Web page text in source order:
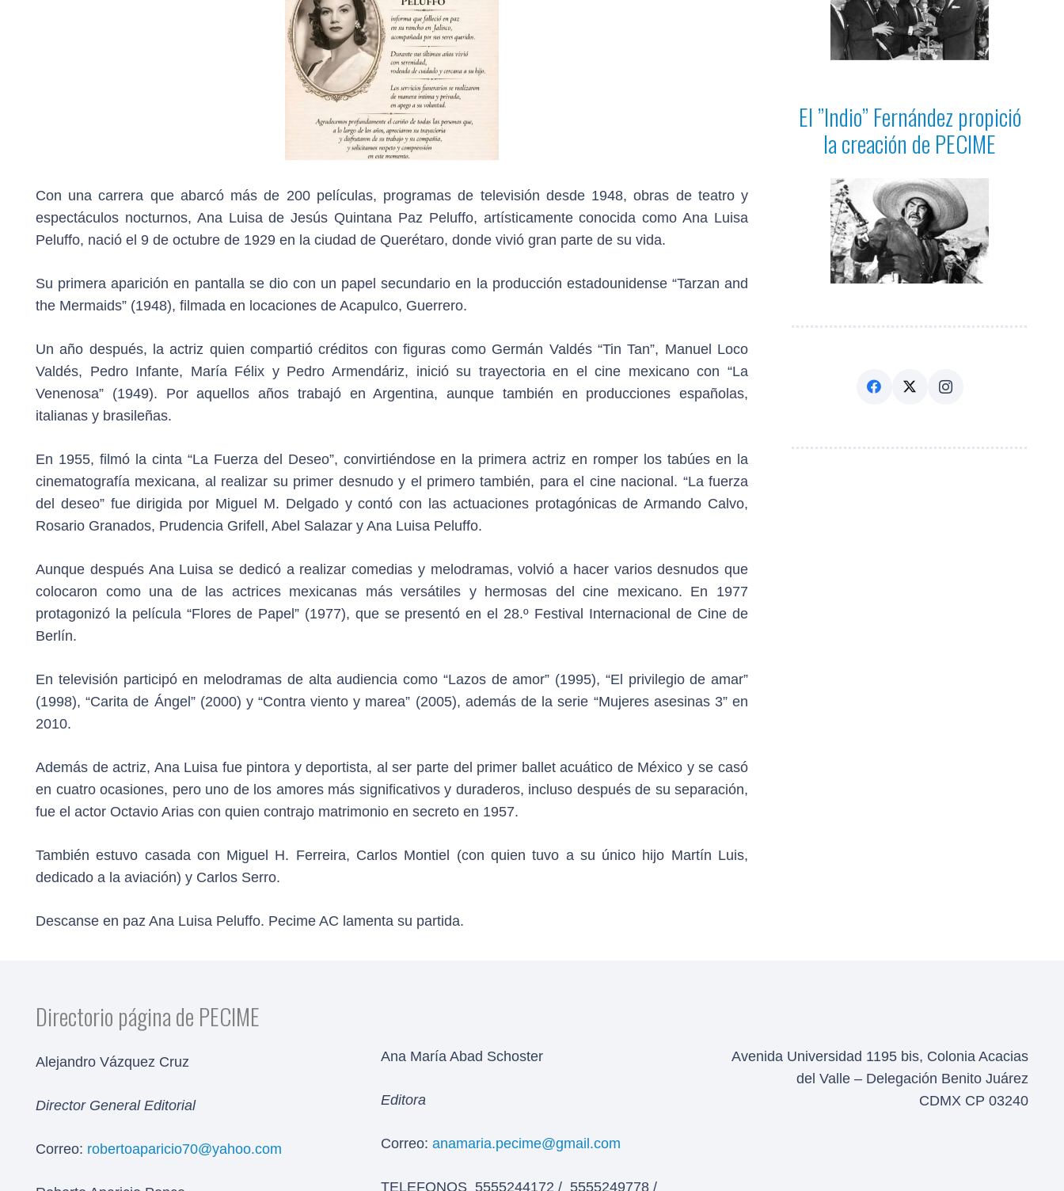
Con una carrera que abarcó más de 200 películas, programas de televisión desde 1948, obras de teatro y
espectáculos nocturnos, Ana Luisa de Jesús Quintana Paz Peluffo, artísticamente conocida como Ana Luisa
Peluffo, nació el 9 de octubre de 1929 en la ciudad de Querétaro, donde vivió gran parte de su vida.
Su primera aparición en pantalla se dio con un papel secundario en la producción estadounidense “Tarzan and
the Mermaids” (1948), filmada en locaciones de Acapulco, Guerrero.
Un año después, la actriz quien compartió créditos con figuras como Germán Valdés “Tin Tan”, Manuel Loco
Valdés, Pedro Infante, María Félix y Pedro Armendáriz, inició su trayectoria en el cine mexicano con “La
Venenosa” (1949). Por aquellos años trabajó en Argentina, aunque también en producciones españolas,
italianas y brasileñas.
En 1955, filmó la cinta “La Fuerza del Deseo”, convirtiéndose en la primera actriz en romper los tabúes en la
cinematografía mexicana, al realizar su primer desnudo y el primero también, para el cine nacional. “La fuerza
del deseo” fue dirigida por Miguel M. Delgado y contó con las actuaciones protagónicas de Armando Calvo,
Rosario Granados, Prudencia Grifell, Abel Salazar y Ana Luisa Peluffo.
Aunque después Ana Luisa se dedicó a realizar comedias y melodramas, volvió a hacer varios desnudos que
colocaron como una de las actrices mexicanas más versátiles y hermosas del cine mexicano. En 1977
protagonizó la película “Flores de Papel” (1977), que se presentó en el 28.º Festival Internacional de Cine de
Berlín.
En televisión participó en melodramas de alta audiencia como “Lazos de amor” (1995), “El privilegio de amar”
(1998), “Carita de Ángel” (2000) y “Contra viento y marea” (2005), además de la serie “Mujeres asesinas 3” en
2010.
Además de actriz, Ana Luisa fue pintora y deportista, al ser parte del primer ballet acuático de México y se casó
en cuatro ocasiones, pero uno de los amores más significativos y duraderos, incluso después de su separación,
fue el actor Octavio Arias con quien contrajo matrimonio en secreto en 1957.
También estuvo casada con Miguel H. Ferreira, Carlos Montiel (con quien tuvo a su único hijo Martín Luis,
dedicado a la aviación) y Carlos Serro.
Descanse en paz Ana Luisa Peluffo. Pecime AC lamenta su partida.
El ”Indio” Fernández propició
la creación de PECIME
Directorio página de PECIME
Alejandro Vázquez Cruz
Director General Editorial
Correo: robertoaparicio70@yahoo.com
Ana María Abad Schoster
Editora
Correo: anamaria.pecime@gmail.com
TELEFONOS 5555244172 / 5555249778 /
Avenida Universidad 1195 bis, Colonia Acacias
del Valle – Delegación Benito Juárez
CDMX CP 03240